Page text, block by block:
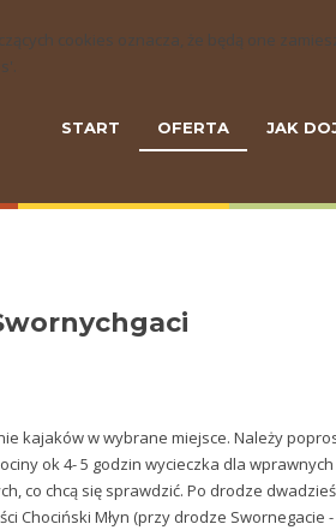
cookies oznacza, że będą one
START OFERTA JAK
kajaków w wybrane miejsce. Należy
ok 4- 5 godzin wycieczka dla
co chcą się sprawdzić. Po drodze
Chociński Młyn (przy drodze Swornegacie